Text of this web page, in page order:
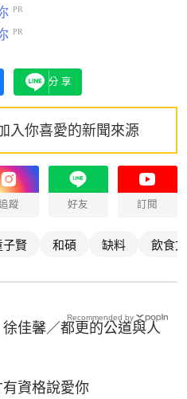
分享
入你喜愛的新聞來源
蹤 好友 訂閱
子賢 和碩 缺料 飲食
佳馨／都更的公道與人
資格說愛你
Recommended by